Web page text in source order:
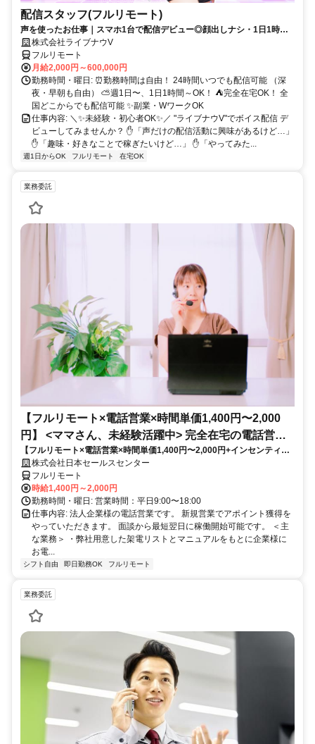
配信スタッフ(フルリモート)
声を使ったお仕事｜スマホ1台で配信デビュー◎顔出しナシ・1日1時間
～OK♪
株式会社ライブナウV
フルリモート
月給2,000円～600,000円
勤務時間・曜日: ⏰勤務時間は自由！ 24時間いつでも配信可能 （深
夜・早朝も自由） ⛅週1日〜、1日1時間～OK！ ⛺完全在宅OK！ 全
国どこからでも配信可能 ✨副業・WワークOK
仕事内容: ＼✨未経験・初心者OK✨／ "ライブナウV"でボイス配信 デ
ビューしてみませんか？ ✋「声だけの配信活動に興味があるけど…」
✋「趣味・好きなことで稼ぎたいけど…」 ✋「やってみた...
週1日からOK フルリモート 在宅OK
業務委託
【フルリモート×電話営業×時間単価1,400円〜2,000
円】 <ママさん、未経験活躍中> 完全在宅の電話営業
で家庭と仕事の両立を実現
【フルリモート×電話営業×時間単価1,400円〜2,000円+インセンティブ
あり】 ＜ママさん、未経験活躍中＞ 完全在宅の電話営業で家庭と仕事の
両立を実現
株式会社日本セールスセンター
フルリモート
時給1,400円～2,000円
勤務時間・曜日: 営業時間：平日9:00〜18:00
仕事内容: 法人企業様の電話営業です。 新規営業でアポイント獲得を
やっていただきます。 面談から最短翌日に稼働開始可能です。 ＜主
な業務＞ ・弊社用意した架電リストとマニュアルをもとに企業様に
お電...
シフト自由 即日勤務OK フルリモート
業務委託